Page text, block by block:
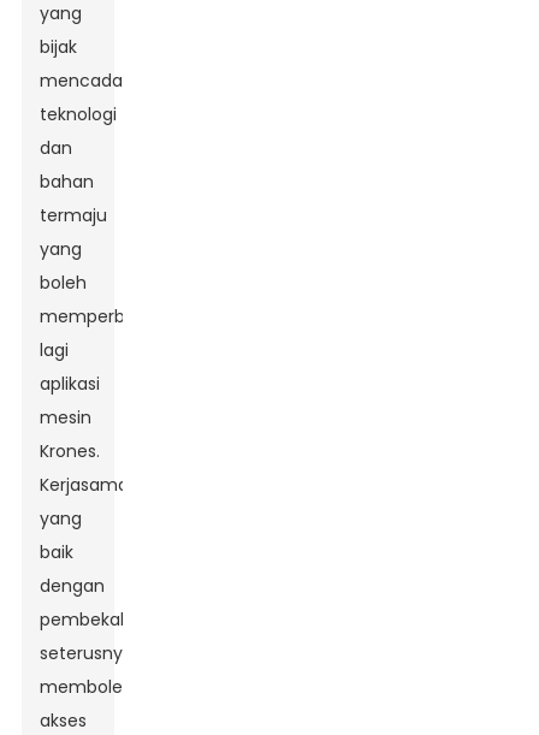
yang
bijak
mencadangkan
teknologi
dan
bahan
termaju
yang
boleh
memperbaharui
lagi
aplikasi
mesin
Krones.
Kerjasama
yang
baik
dengan
pembekal
seterusnya
membolehkan
akses